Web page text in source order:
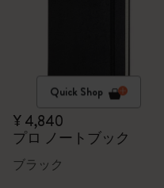
Quick Shop
¥ 4,840
プロ ノートブック
ブラック